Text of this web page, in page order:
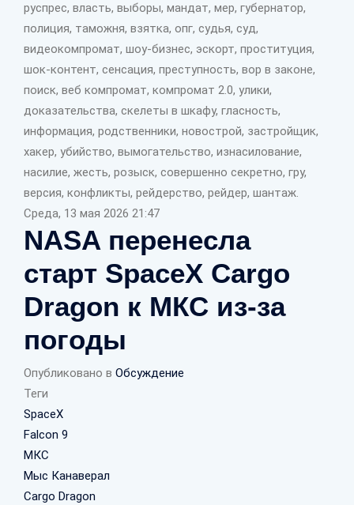
руспрес, власть, выборы, мандат, мер, губернатор,
полиция, таможня, взятка, опг, судья, суд,
видеокомпромат, шоу-бизнес, эскорт, проституция,
шок-контент, сенсация, преступность, вор в законе,
поиск, веб компромат, компромат 2.0, улики,
доказательства, скелеты в шкафу, гласность,
информация, родственники, новострой, застройщик,
хакер, убийство, вымогательство, изнасилование,
насилие, жесть, розыск, совершенно секретно, гру,
версия, конфликты, рейдерство, рейдер, шантаж.
Среда, 13 мая 2026 21:47
NASA перенесла
старт SpaceX Cargo
Dragon к МКС из-за
погоды
Опубликовано в Обсуждение
Теги
SpaceX
Falcon 9
МКС
Мыс Канаверал
Cargo Dragon